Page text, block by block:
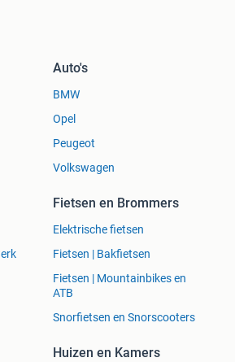
Auto's
BMW
Opel
Peugeot
Volkswagen
Fietsen en Brommers
Elektrische fietsen
Fietsen | Bakfietsen
Fietsen | Mountainbikes en
ATB
Snorfietsen en Snorscooters
Huizen en Kamers